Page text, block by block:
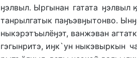
ӈэлвыл. Ыргынан гатата ӈэлвыл
танрылгатык паӈъэвӈытонво.
ныкэрэтъылёӈэт, ванжэван
гэгынритэ, иӈк`ун ныкэвыркын